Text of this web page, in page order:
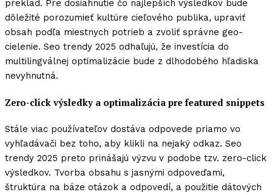
preklad. Pre dosiahnutie čo najlepších výsledkov bude
dôležité porozumieť kultúre cieľového publika, upraviť
obsah podľa miestnych potrieb a zvoliť správne geo-
cielenie. Seo trendy 2025 odhaľujú, že investícia do
multilingválnej optimalizácie bude z dlhodobého hľadiska
nevyhnutná.
Zero-click výsledky a optimalizácia pre featured snippets
Stále viac používateľov dostáva odpovede priamo vo
vyhľadávači bez toho, aby klikli na nejaký odkaz. Seo
trendy 2025 preto prinášajú výzvu v podobe tzv. zero-click
výsledkov. Tvorba obsahu s jasnými odpoveďami,
štruktúra na báze otázok a odpovedí, a použitie dátových